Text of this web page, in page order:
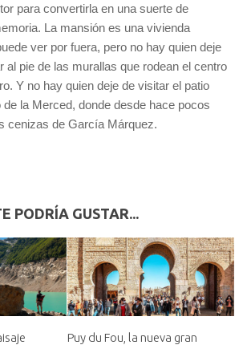
para convertirla en una suerte de
La mansión es una vivienda
ver por fuera, pero no hay quien deje
al pie de las murallas que rodean el centro
Y no hay quien deje de visitar el patio
la Merced, donde desde hace pocos
cenizas de García Márquez.
PODRÍA GUSTAR...
Puy du Fou, la nueva gran